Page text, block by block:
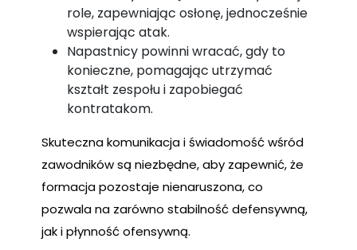
role, zapewniając osłonę, jednocześnie
wspierając atak.
Napastnicy powinni wracać, gdy to
konieczne, pomagając utrzymać
kształt zespołu i zapobiegać
kontratakom.
Skuteczna komunikacja i świadomość wśród
zawodników są niezbędne, aby zapewnić, że
formacja pozostaje nienaruszona, co
pozwala na zarówno stabilność defensywną,
jak i płynność ofensywną.